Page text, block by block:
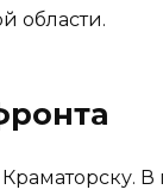
области.
В